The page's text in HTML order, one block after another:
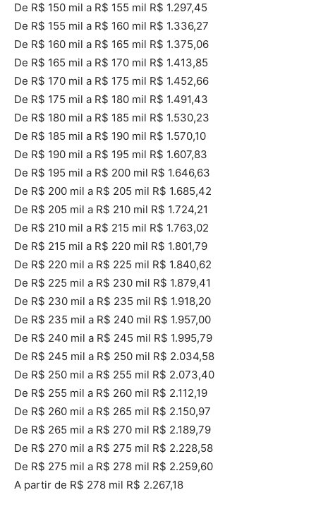
De R$ 150 mil a R$ 155 mil R$ 1.297,45
De R$ 155 mil a R$ 160 mil R$ 1.336,27
De R$ 160 mil a R$ 165 mil R$ 1.375,06
De R$ 165 mil a R$ 170 mil R$ 1.413,85
De R$ 170 mil a R$ 175 mil R$ 1.452,66
De R$ 175 mil a R$ 180 mil R$ 1.491,43
De R$ 180 mil a R$ 185 mil R$ 1.530,23
De R$ 185 mil a R$ 190 mil R$ 1.570,10
De R$ 190 mil a R$ 195 mil R$ 1.607,83
De R$ 195 mil a R$ 200 mil R$ 1.646,63
De R$ 200 mil a R$ 205 mil R$ 1.685,42
De R$ 205 mil a R$ 210 mil R$ 1.724,21
De R$ 210 mil a R$ 215 mil R$ 1.763,02
De R$ 215 mil a R$ 220 mil R$ 1.801,79
De R$ 220 mil a R$ 225 mil R$ 1.840,62
De R$ 225 mil a R$ 230 mil R$ 1.879,41
De R$ 230 mil a R$ 235 mil R$ 1.918,20
De R$ 235 mil a R$ 240 mil R$ 1.957,00
De R$ 240 mil a R$ 245 mil R$ 1.995,79
De R$ 245 mil a R$ 250 mil R$ 2.034,58
De R$ 250 mil a R$ 255 mil R$ 2.073,40
De R$ 255 mil a R$ 260 mil R$ 2.112,19
De R$ 260 mil a R$ 265 mil R$ 2.150,97
De R$ 265 mil a R$ 270 mil R$ 2.189,79
De R$ 270 mil a R$ 275 mil R$ 2.228,58
De R$ 275 mil a R$ 278 mil R$ 2.259,60
A partir de R$ 278 mil R$ 2.267,18